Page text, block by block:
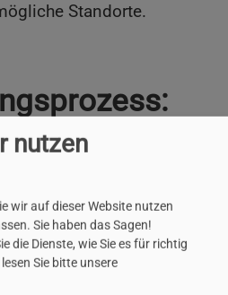
Standorte.
Umweltausschuss
die Fläche
die Einrichtung einer
zu empfehlen
basiert auf einer
verschiedener Kriterien
nutzen
wir auf dieser Website nutzen
Sie haben das Sagen!
die Dienste, wie Sie es für richtig
Sie bitte unsere